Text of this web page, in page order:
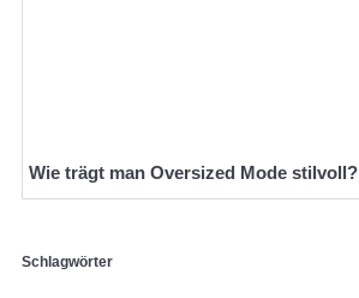
Wie trägt man Oversized Mode stilvoll?
Schlagwörter